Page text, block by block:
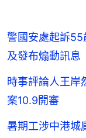
警國安處起訴
及發布煽動訊息
時事評論人王
案10.9開審
暑期工涉中港